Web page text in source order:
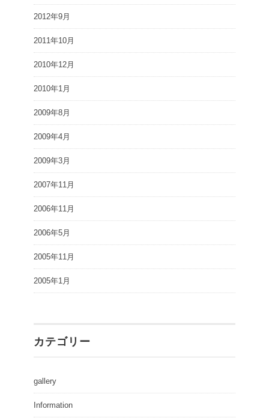
2012年9月
2011年10月
2010年12月
2010年1月
2009年8月
2009年4月
2009年3月
2007年11月
2006年11月
2006年5月
2005年11月
2005年1月
カテゴリー
gallery
Information